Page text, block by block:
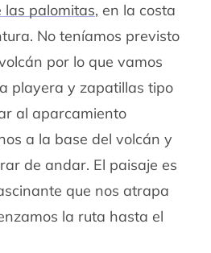
las palomitas, en la costa
No teníamos previsto
por lo que vamos
playera y zapatillas tipo
al aparcamiento
a la base del volcán y
de andar. El paisaje es
que nos atrapa
la ruta hasta el